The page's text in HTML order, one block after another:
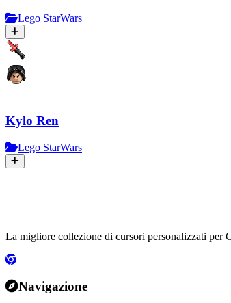
Lego StarWars
Kylo Ren
Lego StarWars
La migliore collezione di cursori personalizzati per
Navigazione